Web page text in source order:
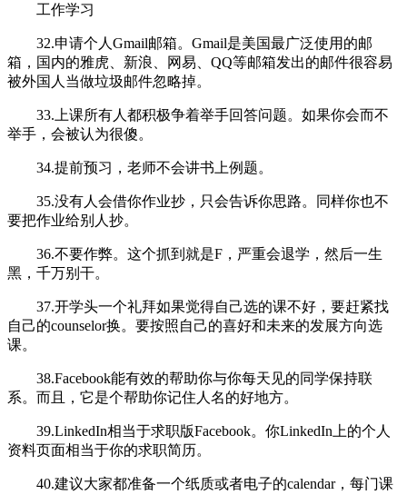
工作学习
32.申请个人Gmail邮箱。Gmail是美国最广泛使用的邮
箱，国内的雅虎、新浪、网易、QQ等邮箱发出的邮件很容易
被外国人当做垃圾邮件忽略掉。
33.上课所有人都积极争着举手回答问题。如果你会而不
举手，会被认为很傻。
34.提前预习，老师不会讲书上例题。
35.没有人会借你作业抄，只会告诉你思路。同样你也不
要把作业给别人抄。
36.不要作弊。这个抓到就是F，严重会退学，然后一生
黑，千万别干。
37.开学头一个礼拜如果觉得自己选的课不好，要赶紧找
自己的counselor换。要按照自己的喜好和未来的发展方向选
课。
38.Facebook能有效的帮助你与你每天见的同学保持联
系。而且，它是个帮助你记住人名的好地方。
39.LinkedIn相当于求职版Facebook。你LinkedIn上的个人
资料页面相当于你的求职简历。
40.建议大家都准备一个纸质或者电子的calendar，每门课